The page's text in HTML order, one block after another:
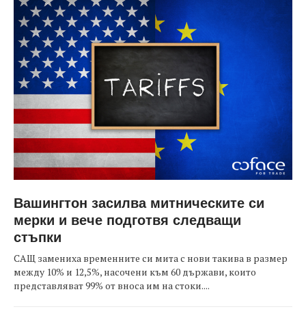
Вашингтон засилва митническите си
мерки и вече подготвя следващи
стъпки
САЩ замениха временните си мита с нови такива в размер
между 10% и 12,5%, насочени към 60 държави, които
представляват 99% от вноса им на стоки....